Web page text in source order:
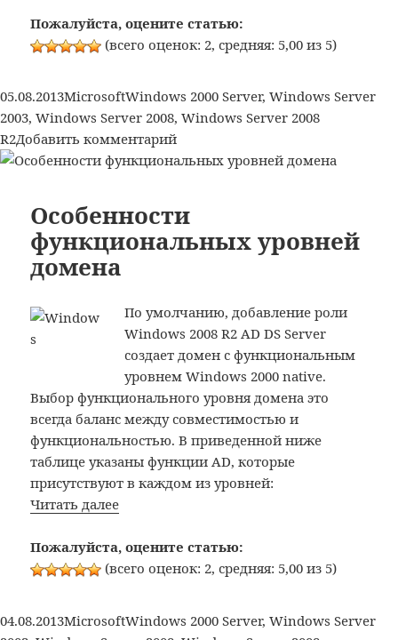
уровней
леса
Пожалуйста, оцените статью:
(всего оценок: 2, средняя: 5,00 из 5)
Опубликовано
05.08.2013Рубрики
MicrosoftМетки
Windows 2000 Server, Windows Server
2003, Windows Server 2008, Windows Server 2008
R2Добавить комментарийк
записи
уровней
леса
Особенности
функциональных уровней
домена
По умолчанию, добавление роли
Windows 2008 R2 AD DS Server
создает домен с функциональным
уровнем Windows 2000 native.
Выбор функционального уровня домена это
всегда баланс между совместимостью и
функциональностью. В приведенной ниже
таблице указаны функции AD, которые
присутствуют в каждом из уровней:
Читать далееОсобенности
уровней
домена
Пожалуйста, оцените статью:
(всего оценок: 2, средняя: 5,00 из 5)
Опубликовано
04.08.2013Рубрики
MicrosoftМетки
Windows 2000 Server, Windows Server